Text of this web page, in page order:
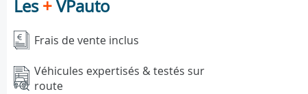
Les+VPauto
Frais de vente inclus
Véhicules expertisés & testés sur
route